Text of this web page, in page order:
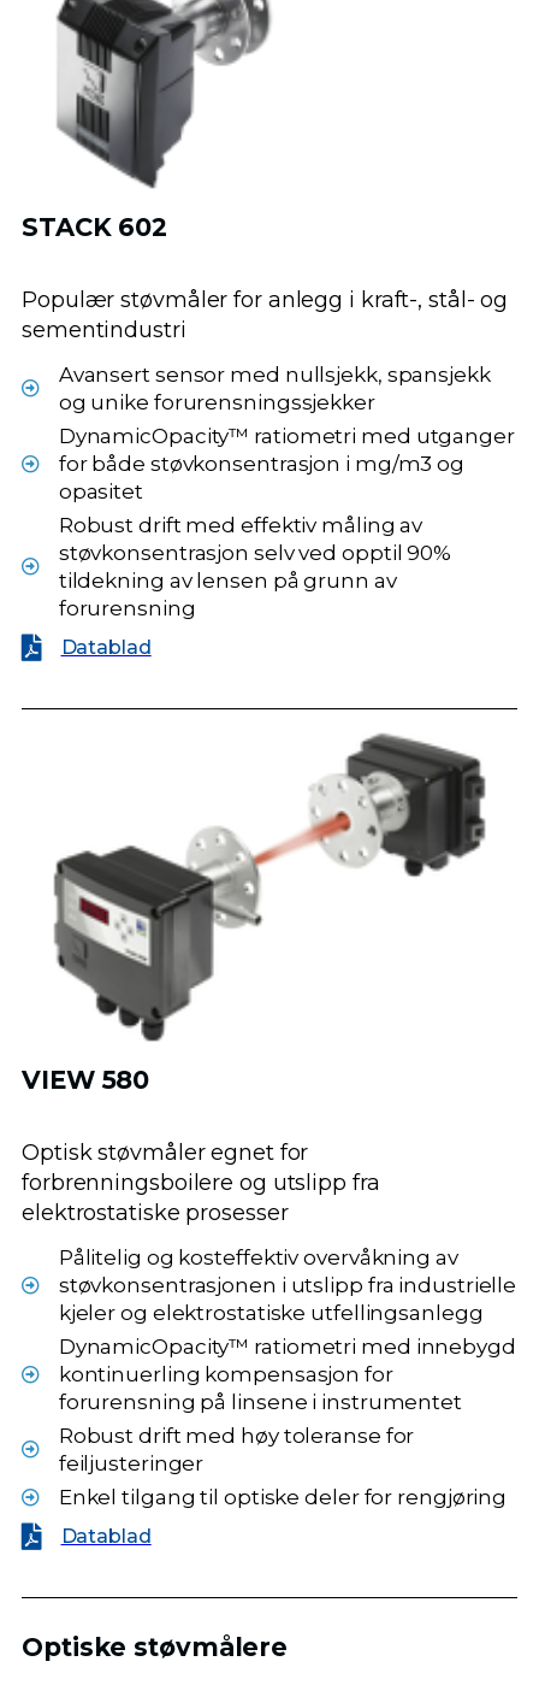
STACK 602
Populær støvmåler for anlegg i kraft-, stål- og
sementindustri
Avansert sensor med nullsjekk, spansjekk
og unike forurensningssjekker
DynamicOpacity™ ratiometri med utganger
for både støvkonsentrasjon i mg/m3 og
opasitet
Robust drift med effektiv måling av
støvkonsentrasjon selv ved opptil 90%
tildekning av lensen på grunn av
forurensning
Datablad
VIEW 580
Optisk støvmåler egnet for
forbrenningsboilere og utslipp fra
elektrostatiske prosesser
Pålitelig og kosteffektiv overvåkning av
støvkonsentrasjonen i utslipp fra industrielle
kjeler og elektrostatiske utfellingsanlegg
DynamicOpacity™ ratiometri med innebygd
kontinuerling kompensasjon for
forurensning på linsene i instrumentet
Robust drift med høy toleranse for
feiljusteringer
Enkel tilgang til optiske deler for rengjøring
Datablad
Optiske støvmålere